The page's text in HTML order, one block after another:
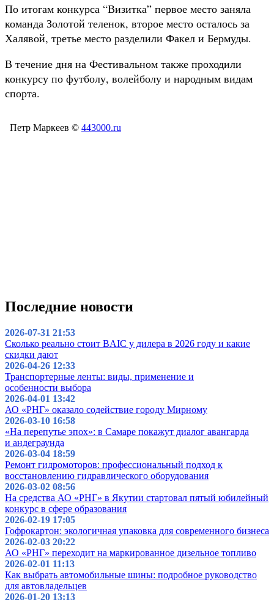
По итогам конкурса “Визитка” первое место заняла
команда Золотой теленок, второе место осталось за
Халявой, третье место разделили Факел и Бермуды.
В течение дня на Фестивальном также проходили
конкурсу по футболу, волейболу и народным видам
спорта.
Петр Маркеев © 443000.ru
Последние новости
2026-07-31 21:53
Сколько реально стоит BAIC у дилера в 2026 году и какие
скидки дают
2026-04-26 12:33
Транспортерные ленты: виды, применение и
особенности выбора
2026-04-01 13:42
АО «РНГ» оказало содействие городу Мирному
2026-03-10 16:58
«На перепутье эпох»: в Самаре покажут диалог авангарда
и андеграунда
2026-03-04 18:59
Ремонт гидромоторов: профессиональный подход к
восстановлению гидравлического оборудования
2026-03-02 08:56
На средства АО «РНГ» в Якутии стартовал пятый юбилейный
конкурс в сфере образования
2026-02-19 17:05
Гофрокартон: экологичная упаковка для современного бизнеса
2026-02-03 20:22
АО «РНГ» переходит на маркированное дизельное топливо
2026-02-01 11:13
Как выбрать автомобильные шины: подробное руководство
для автовладельцев
2026-01-20 13:13